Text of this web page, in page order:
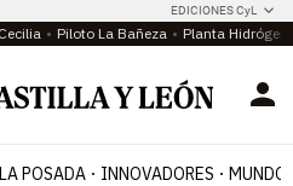
EDICIONES CyL
Piloto La Bañeza Planta
LA POSADA INNOVADORES MUNDO